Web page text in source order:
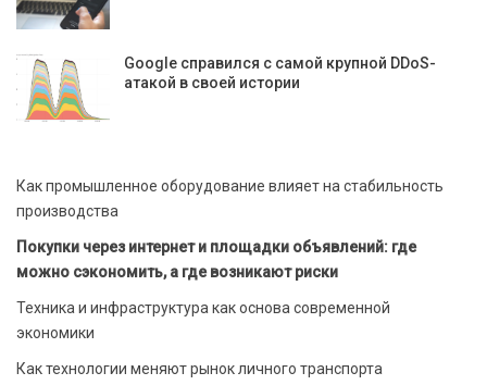
Google справился с самой крупной DDoS-
атакой в своей истории
Как промышленное оборудование влияет на стабильность
производства
Покупки через интернет и площадки объявлений: где
можно сэкономить, а где возникают риски
Техника и инфраструктура как основа современной
экономики
Как технологии меняют рынок личного транспорта